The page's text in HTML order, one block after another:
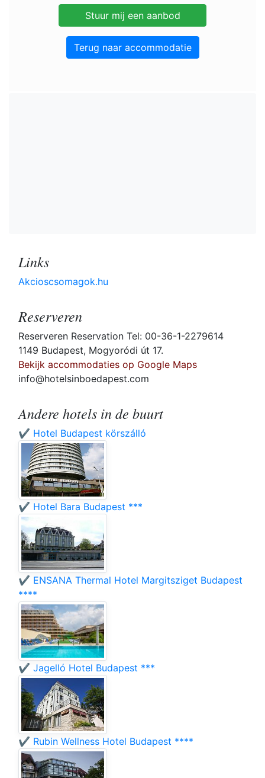
Terug naar accommodatie
Links
Akcioscsomagok.hu
Reserveren
Reserveren Reservation Tel: 00-36-1-2279614
1149 Budapest, Mogyoródi út 17.
Bekijk accommodaties op Google Maps
info@hotelsinboedapest.com
Andere hotels in de buurt
✔️ Hotel Budapest körszálló
✔️ Hotel Bara Budapest ***
✔️ ENSANA Thermal Hotel Margitsziget Budapest
****
✔️ Jagelló Hotel Budapest ***
✔️ Rubin Wellness Hotel Budapest ****